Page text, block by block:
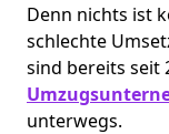
Denn nichts ist
schlechte
sind bereits seit
unterwegs.